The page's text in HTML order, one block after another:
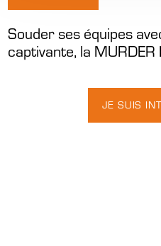
Souder ses équipes
captivante, la MURDER
JE SUIS